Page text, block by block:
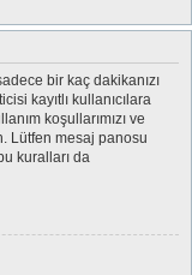
bir kaç dakikanızı
kayıtlı kullanıcılara
koşullarımızı ve
Lütfen mesaj panosu
kuralları da